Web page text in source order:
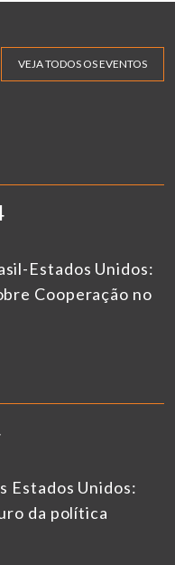
VEJA TODOS OS EVENTOS
Estados Unidos:
Cooperação no
Estados Unidos:
da política